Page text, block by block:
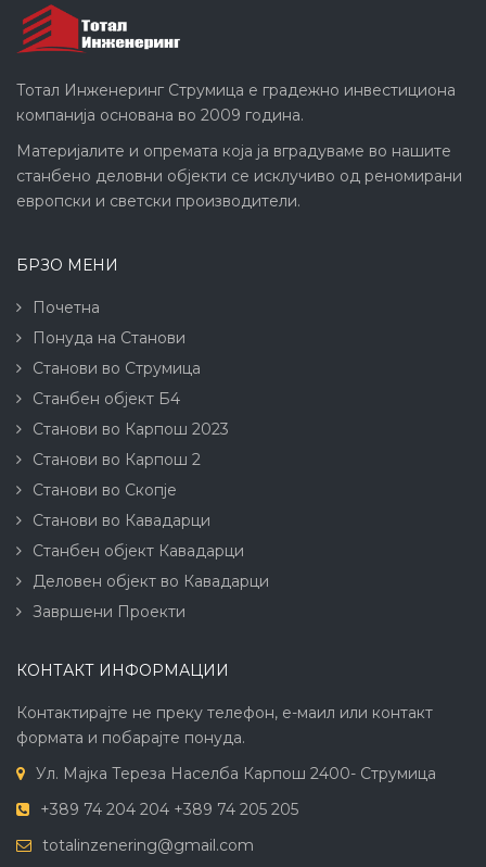
Тотал Инженеринг Струмица е градежно инвестициона
компанија основана во 2009 година.
Материјалите и опремата која ја вградуваме во нашите
станбено деловни објекти се исклучиво од реномирани
европски и светски производители.
БРЗО МЕНИ
Почетна
Понуда на Станови
Станови во Струмица
Станбен објект Б4
Станови во Карпош 2023
Станови во Карпош 2
Станови во Скопје
Станови во Кавадарци
Станбен објект Кавадарци
Деловен објект во Кавадарци
Завршени Проекти
КОНТАКТ ИНФОРМАЦИИ
Контактирајте не преку телефон, е-маил или контакт
формата и побарајте понуда.
Ул. Мајка Тереза Населба Карпош 2400- Струмица
+389 74 204 204 +389 74 205 205
totalinzenering@gmail.com